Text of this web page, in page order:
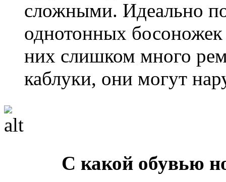
сложными. Идеально
однотонных
них слишком много
каблуки, они могут
С какой обувью